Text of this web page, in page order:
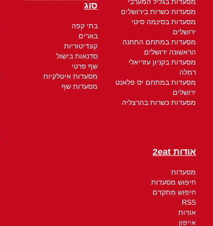
מסעדות כשרות בירושלים
מסעדות בסינמה סיטי
ירושלים
מסעדות במתחם התחנה
הראשונה ירושלים
מסעדות בקניון עזריאלי
רמלה
מסעדות במתחם יס פלאנט
ירושלים
מסעדות כשרות בהרצליה
סוג
בתי קפה
בארים
קונדיטוריות
סדנאות בישול
שף פרטי
מסעדות איטלקיות
מסעדות שף
אודות 2eat
מסעדות
חיפוש מסעדות
חיפוש מתקדם
RSS
אודות
אייפון